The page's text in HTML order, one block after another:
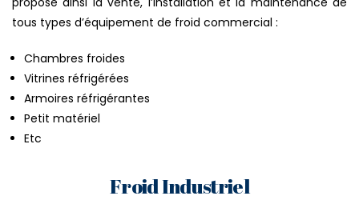
tous types d’équipement de froid commercial :
Chambres froides
Vitrines réfrigérées
Armoires réfrigérantes
Petit matériel
Etc
Froid Industriel